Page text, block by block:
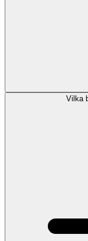
Vilka